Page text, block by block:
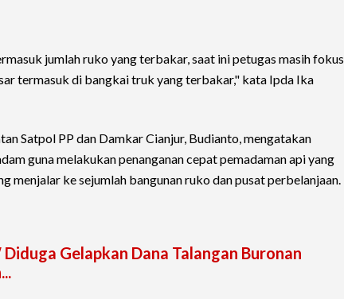
jumlah ruko yang terbakar, saat ini petugas masih fokus
termasuk di bangkai truk yang terbakar," kata Ipda Ika
Satpol PP dan Damkar Cianjur, Budianto, mengatakan
guna melakukan penanganan cepat pemadaman api yang
menjalar ke sejumlah bangunan ruko dan pusat perbelanjaan.
Gelapkan Dana Talangan Buronan